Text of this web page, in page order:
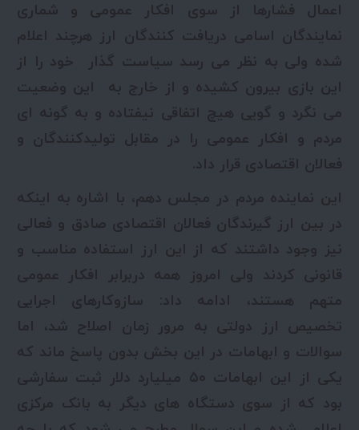
اعمال فشارها از سوی افکار عمومی و شماری
نمایندگان اسامی دریافت کنندگان ارز هرچند اعلام
شده ولی به نظر می رسد سیاست گذار خود را از
این بازی بیرون کشیده و از خارج به این وضعیت
می نگرد و گویی هیچ اتفاقی نیفتاده و به گونه ای
مردم و افکار عمومی را در مقابل تولیدکنندگان و
فعالان اقتصادی قرار داد.
این نماینده مردم در مجلس دهم، با اشاره به اینکه
در بین ارز گیرندگان فعالان اقتصادی صادق و فعالی
نیز وجود داشتند که از این ارز استفاده مناسب و
قانونی کردند ولی امروز همه دربرابر افکار عمومی
متهم هستند، ادامه داد: سازوکارهای اجرایی
تخصیص ارز دولتی به مرور زمان اصلاح شد، اما
سوالات و ابهامات در این بخش بدون پاسخ ماند که
یکی از این ابهامات ۵۰ میلیارد دلار ثبت سفارشی
بود که از سوی دستگاه های دیگر به بانک مرکزی